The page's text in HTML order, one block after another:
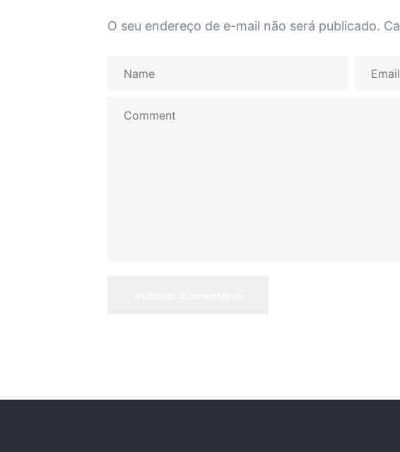
O seu endereço de e-mail não será publicado.